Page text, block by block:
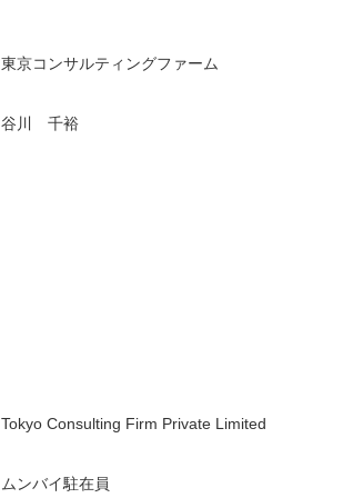
東京コンサルティングファーム
谷川 千裕
Tokyo Consulting Firm Private Limited
ムンバイ駐在員